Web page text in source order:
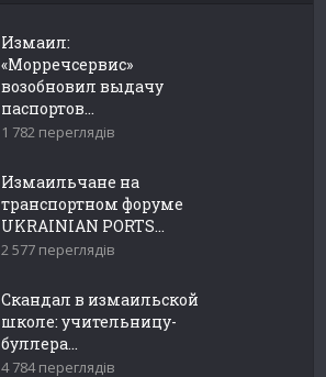
Измаил:
«Морречсервис»
возобновил выдачу
паспортов...
1 782 переглядів
Измаильчане на
транспортном форуме
UKRAINIAN PORTS...
2 577 переглядів
Скандал в измаильской
школе: учительницу-
буллера...
4 784 переглядів